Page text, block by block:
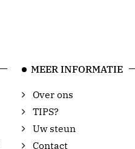
MEER INFORMATIE
Over ons
TIPS?
Uw steun
Contact